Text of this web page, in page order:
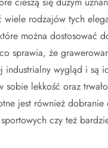
rodzajów tych
można dostosować
sprawia, że
wygląd i są
sobie lekkość oraz
jest również
czy też